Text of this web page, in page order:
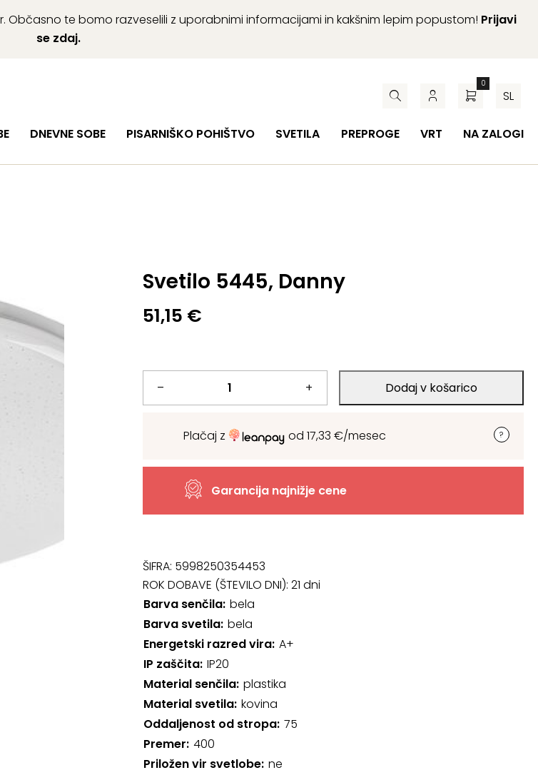
Občasno te bomo razveselili z uporabnimi informacijami in kakšnim lepim popustom! Prijavi
se zdaj.
0
SL
DNEVNE SOBE PISARNIŠKO POHIŠTVO SVETILA PREPROGE VRT NA ZALOGI
Svetilo 5445, Danny
51,15 €
–
Svetilo
+ Dodaj v košarico
Plačaj z od 17,33 €/mesec
Garancija najnižje cene
ŠIFRA: 5998250354453
ROK DOBAVE (ŠTEVILO DNI): 21 dni
Barva senčila bela
Barva svetila bela
Energetski razred vira A+
IP zaščita IP20
Material senčila plastika
Material svetila kovina
Oddaljenost od stropa 75
Premer 400
Priložen vir svetlobe ne